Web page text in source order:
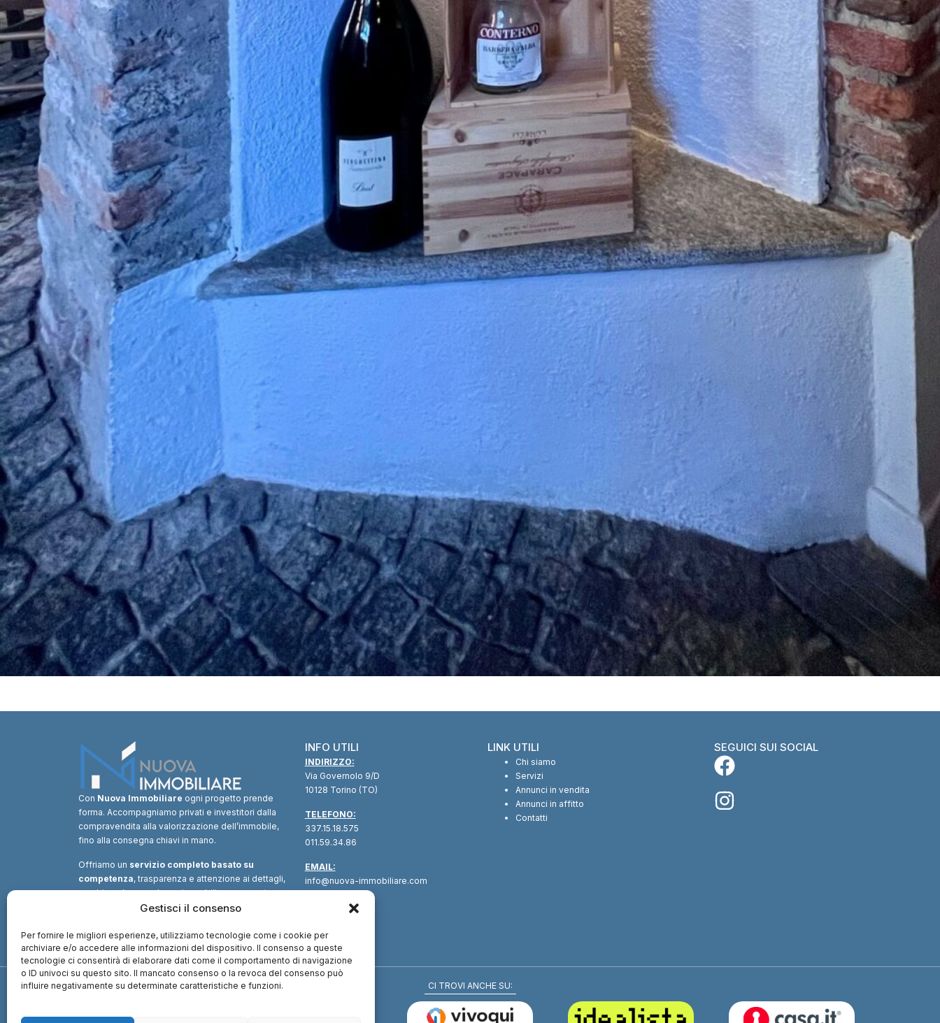
Gestisci il consenso
Per fornire le migliori esperienze, utilizziamo tecnologie come i cookie per
archiviare e/o accedere alle informazioni del dispositivo. Il consenso a queste
tecnologie ci consentirà di elaborare dati come il comportamento di navigazione
o ID univoci su questo sito. Il mancato consenso o la revoca del consenso può
influire negativamente su determinate caratteristiche e funzioni.
Con Nuova Immobiliare ogni progetto prende
forma. Accompagniamo privati e investitori dalla
compravendita alla valorizzazione dell’immobile,
fino alla consegna chiavi in mano.
Offriamo un servizio completo basato su
competenza, trasparenza e attenzione ai dettagli,
combinando consulenza immobiliare, supporto
tecnico e soluzioni finanziarie.Un unico
valore.
INFO UTILI
INDIRIZZO:
Via Governolo 9/D
10128 Torino (TO)
TELEFONO:
337.15.18.575
011.59.34.86
EMAIL:
info@nuova-immobiliare.com
LINK UTILI
Chi siamo
Servizi
Annunci in vendita
Annunci in affitto
Contatti
SEGUICI SUI SOCIAL
CI TROVI ANCHE SU: